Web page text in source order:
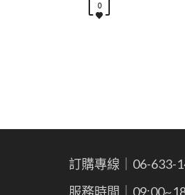
0
訂購專線｜06-633-
服務時間｜